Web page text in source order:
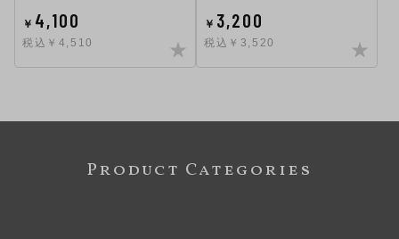
￥ 4,100
税込￥4,510
￥ 3,200
税込￥3,520
Product Categories